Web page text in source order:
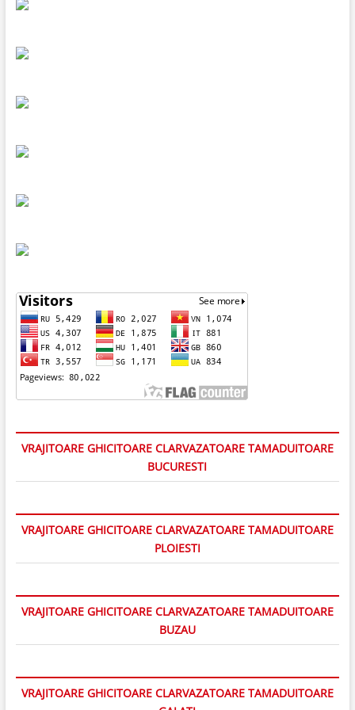
VRAJITOARE GHICITOARE CLARVAZATOARE TAMADUITOARE
BUCURESTI
VRAJITOARE GHICITOARE CLARVAZATOARE TAMADUITOARE
PLOIESTI
VRAJITOARE GHICITOARE CLARVAZATOARE TAMADUITOARE
BUZAU
VRAJITOARE GHICITOARE CLARVAZATOARE TAMADUITOARE